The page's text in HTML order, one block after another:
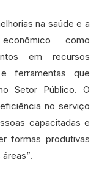
na saúde e a
como
em recursos
ferramentas que
Setor Público. O
no serviço
capacitadas e
formas produtivas